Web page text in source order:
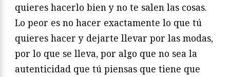
quieres hacerlo bien y no te salen las cosas.
Lo peor es no hacer exactamente lo que tú
quieres hacer y dejarte llevar por las modas,
por lo que se lleva, por algo que no sea la
autenticidad que tú piensas que tiene que